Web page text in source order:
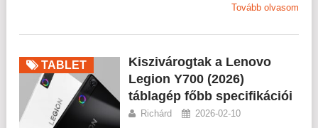
Tovább olvasom
TABLET
Kiszivárogtak a Lenovo
Legion Y700 (2026)
táblagép főbb specifikációi
Richárd 2026-02-10